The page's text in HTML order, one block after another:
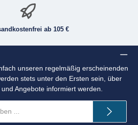
ab 105 €
unseren regelmäßig erscheinenden
stets unter den Ersten sein, über
Angebote informiert werden.